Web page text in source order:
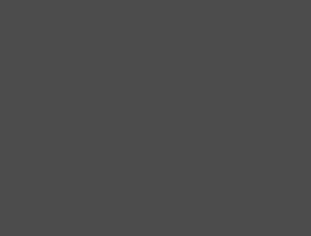
kaum Probleme.
Streusalz sowie